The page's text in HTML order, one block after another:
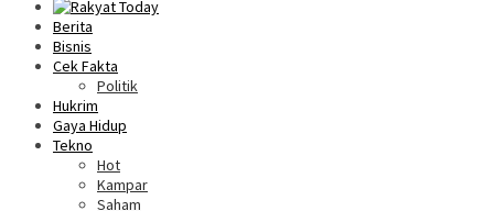
Berita
Bisnis
Cek Fakta
Politik
Hukrim
Gaya Hidup
Tekno
Hot
Kampar
Saham